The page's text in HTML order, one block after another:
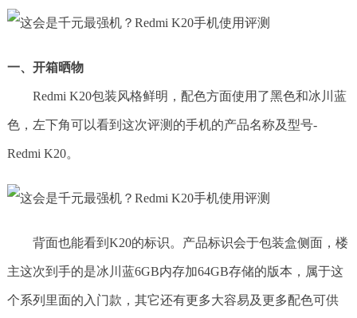
一、开箱晒物
Redmi K20包装风格鲜明，配色方面使用了黑色和冰川蓝
色，左下角可以看到这次评测的手机的产品名称及型号-
Redmi K20。
背面也能看到K20的标识。产品标识会于包装盒侧面，楼
主这次到手的是冰川蓝6GB内存加64GB存储的版本，属于这
个系列里面的入门款，其它还有更多大容易及更多配色可供